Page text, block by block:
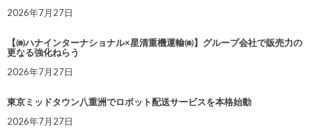
2026年7月27日
【㈱ハナインターナショナル×星清重機運輸㈱】グループ会社で販売力の
更なる強化ねらう
2026年7月27日
東京ミッドタウン八重洲でロボット配送サービスを本格始動
2026年7月27日